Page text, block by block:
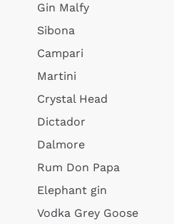
Gin Malfy
Sibona
Campari
Martini
Crystal Head
Dictador
Dalmore
Rum Don Papa
Elephant gin
Vodka Grey Goose